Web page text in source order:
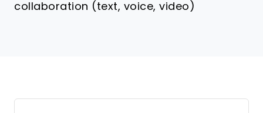
collaboration (text, voice, video)